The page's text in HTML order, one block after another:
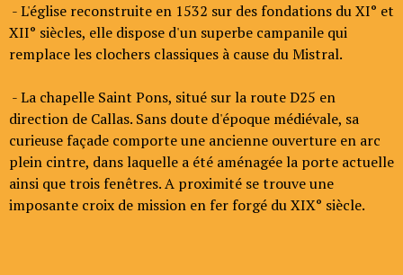
- L'église reconstruite en 1532 sur des fondations du XI° et
XII° siècles, elle dispose d'un superbe campanile qui
remplace les clochers classiques à cause du Mistral.
- La chapelle Saint Pons, situé sur la route D25 en
direction de Callas. Sans doute d'époque médiévale, sa
curieuse façade comporte une ancienne ouverture en arc
plein cintre, dans laquelle a été aménagée la porte actuelle
ainsi que trois fenêtres. A proximité se trouve une
imposante croix de mission en fer forgé du XIX° siècle.